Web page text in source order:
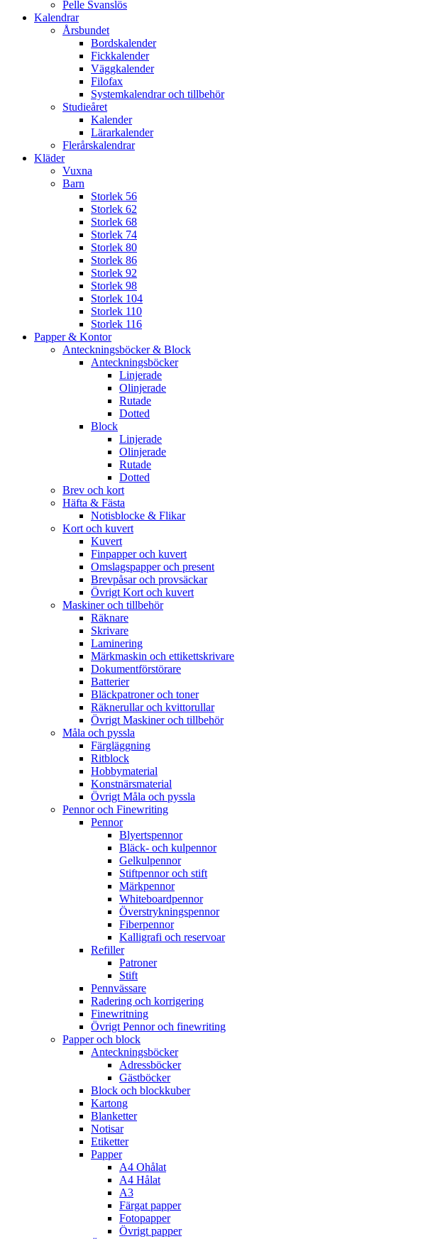
Pelle Svanslös
Kalendrar
Årsbundet
Bordskalender
Fickkalender
Väggkalender
Filofax
Systemkalendrar och tillbehör
Studieåret
Kalender
Lärarkalender
Flerårskalendrar
Kläder
Vuxna
Barn
Storlek 56
Storlek 62
Storlek 68
Storlek 74
Storlek 80
Storlek 86
Storlek 92
Storlek 98
Storlek 104
Storlek 110
Storlek 116
Papper & Kontor
Anteckningsböcker & Block
Anteckningsböcker
Linjerade
Olinjerade
Rutade
Dotted
Block
Linjerade
Olinjerade
Rutade
Dotted
Brev och kort
Häfta & Fästa
Notisblocke & Flikar
Kort och kuvert
Kuvert
Finpapper och kuvert
Omslagspapper och present
Brevpåsar och provsäckar
Övrigt Kort och kuvert
Maskiner och tillbehör
Räknare
Skrivare
Laminering
Märkmaskin och ettikettskrivare
Dokumentförstörare
Batterier
Bläckpatroner och toner
Räknerullar och kvittorullar
Övrigt Maskiner och tillbehör
Måla och pyssla
Färgläggning
Ritblock
Hobbymaterial
Konstnärsmaterial
Övrigt Måla och pyssla
Pennor och Finewriting
Pennor
Blyertspennor
Bläck- och kulpennor
Gelkulpennor
Stiftpennor och stift
Märkpennor
Whiteboardpennor
Överstrykningspennor
Fiberpennor
Kalligrafi och reservoar
Refiller
Patroner
Stift
Pennvässare
Radering och korrigering
Finewritning
Övrigt Pennor och finewriting
Papper och block
Anteckningsböcker
Adressböcker
Gästböcker
Block och blockkuber
Kartong
Blanketter
Notisar
Etiketter
Papper
A4 Ohålat
A4 Hålat
A3
Färgat papper
Fotopapper
Övrigt papper